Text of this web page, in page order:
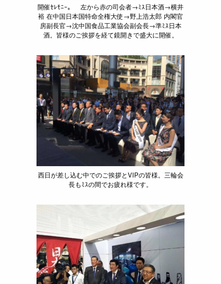
開催ｾﾚﾓﾆｰ。 左から赤の司会者→ﾐｽ日本酒→横井
裕 在中国日本国特命全権大使→野上浩太郎 内閣官
房副長官→沈中国食品工業協会副会長→準ﾐｽ日本
酒。皆様のご挨拶を経て鏡開きで盛大に開催。
西日が差し込む中でのご挨拶とVIPの皆様。三輪会
長もﾐｽの間でお疲れ様です。